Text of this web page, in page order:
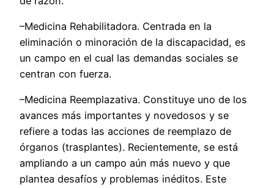
–Medicina Rehabilitadora. Centrada en la
eliminación o minoración de la discapacidad, es
un campo en el cual las demandas sociales se
centran con fuerza.
–Medicina Reemplazativa. Constituye uno de los
avances más importantes y novedosos y se
refiere a todas las acciones de reemplazo de
órganos (trasplantes). Recientemente, se está
ampliando a un campo aún más nuevo y que
plantea desafíos y problemas inéditos. Este